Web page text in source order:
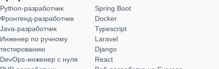
Python-разработчик
Фронтенд-разработчик
Java-разработчик
Инженер по ручному
тестированию
DevOps-инженер с нуля
Spring Boot
Docker
Typescript
Laravel
Django
React